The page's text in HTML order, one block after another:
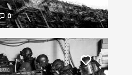
0
Liker